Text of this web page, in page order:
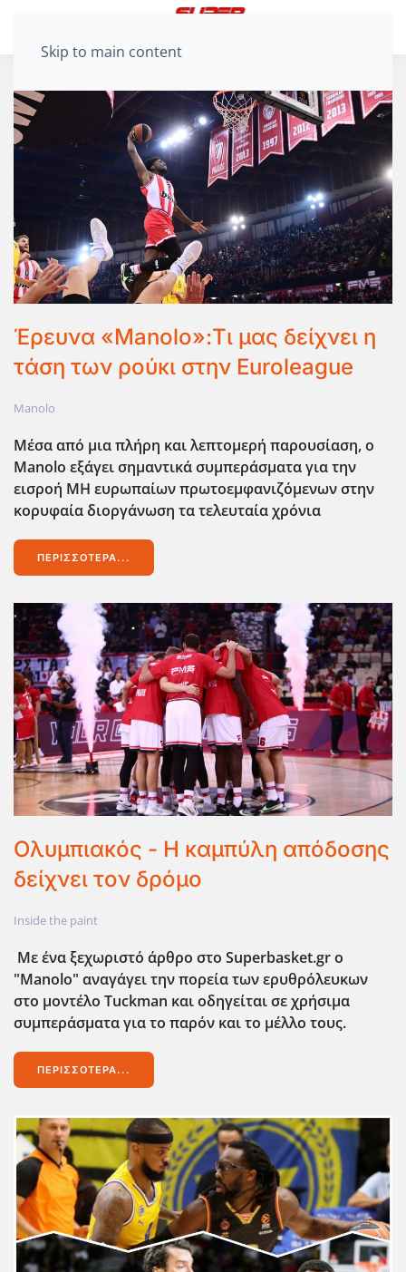
Skip to main content
Έρευνα «Manolo»:Τι μας δείχνει η
τάση των ρούκι στην Euroleague
Manolo
Μέσα από μια πλήρη και λεπτομερή παρουσίαση, ο
Manolo εξάγει σημαντικά συμπεράσματα για την
εισροή ΜΗ ευρωπαίων πρωτοεμφανιζόμενων στην
κορυφαία διοργάνωση τα τελευταία χρόνια
ΠΕΡΙΣΣΌΤΕΡΑ...
Ολυμπιακός - Η καμπύλη απόδοσης
δείχνει τον δρόμο
Inside the paint
Με ένα ξεχωριστό άρθρο στο Superbasket.gr ο
"Manolo" αναγάγει την πορεία των ερυθρόλευκων
στο μοντέλο Tuckman και οδηγείται σε χρήσιμα
συμπεράσματα για το παρόν και το μέλλο τους.
ΠΕΡΙΣΣΌΤΕΡΑ...